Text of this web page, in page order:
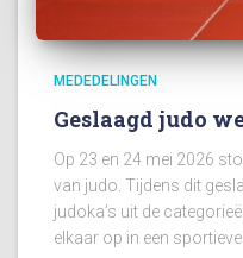
MEDEDELINGEN
Geslaagd judo
Op 23 en 24 mei 2026
van judo. Tijdens dit
judoka’s uit de
elkaar op in een sportieve